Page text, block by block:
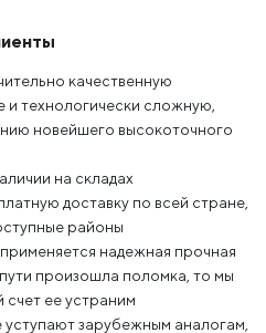
качественную
и технологически сложную,
новейшего высокоточного
на складах
доставку по всей стране,
районы
надежная прочная
пути произошла поломка, то мы
счет ее устраним
уступают зарубежным аналогам,